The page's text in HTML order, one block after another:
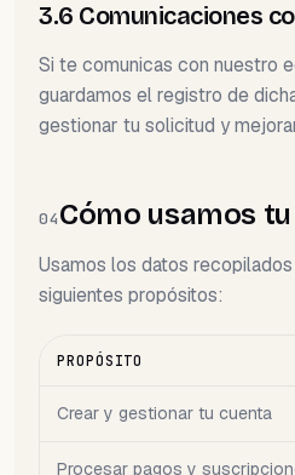
3.6 Comunicaciones
Si te comunicas con nuestro
guardamos el registro de
gestionar tu solicitud y
04Cómo usamos
Usamos los datos
siguientes propósitos:
PROPÓSITO
Crear y gestionar tu cuenta
Procesar pagos y